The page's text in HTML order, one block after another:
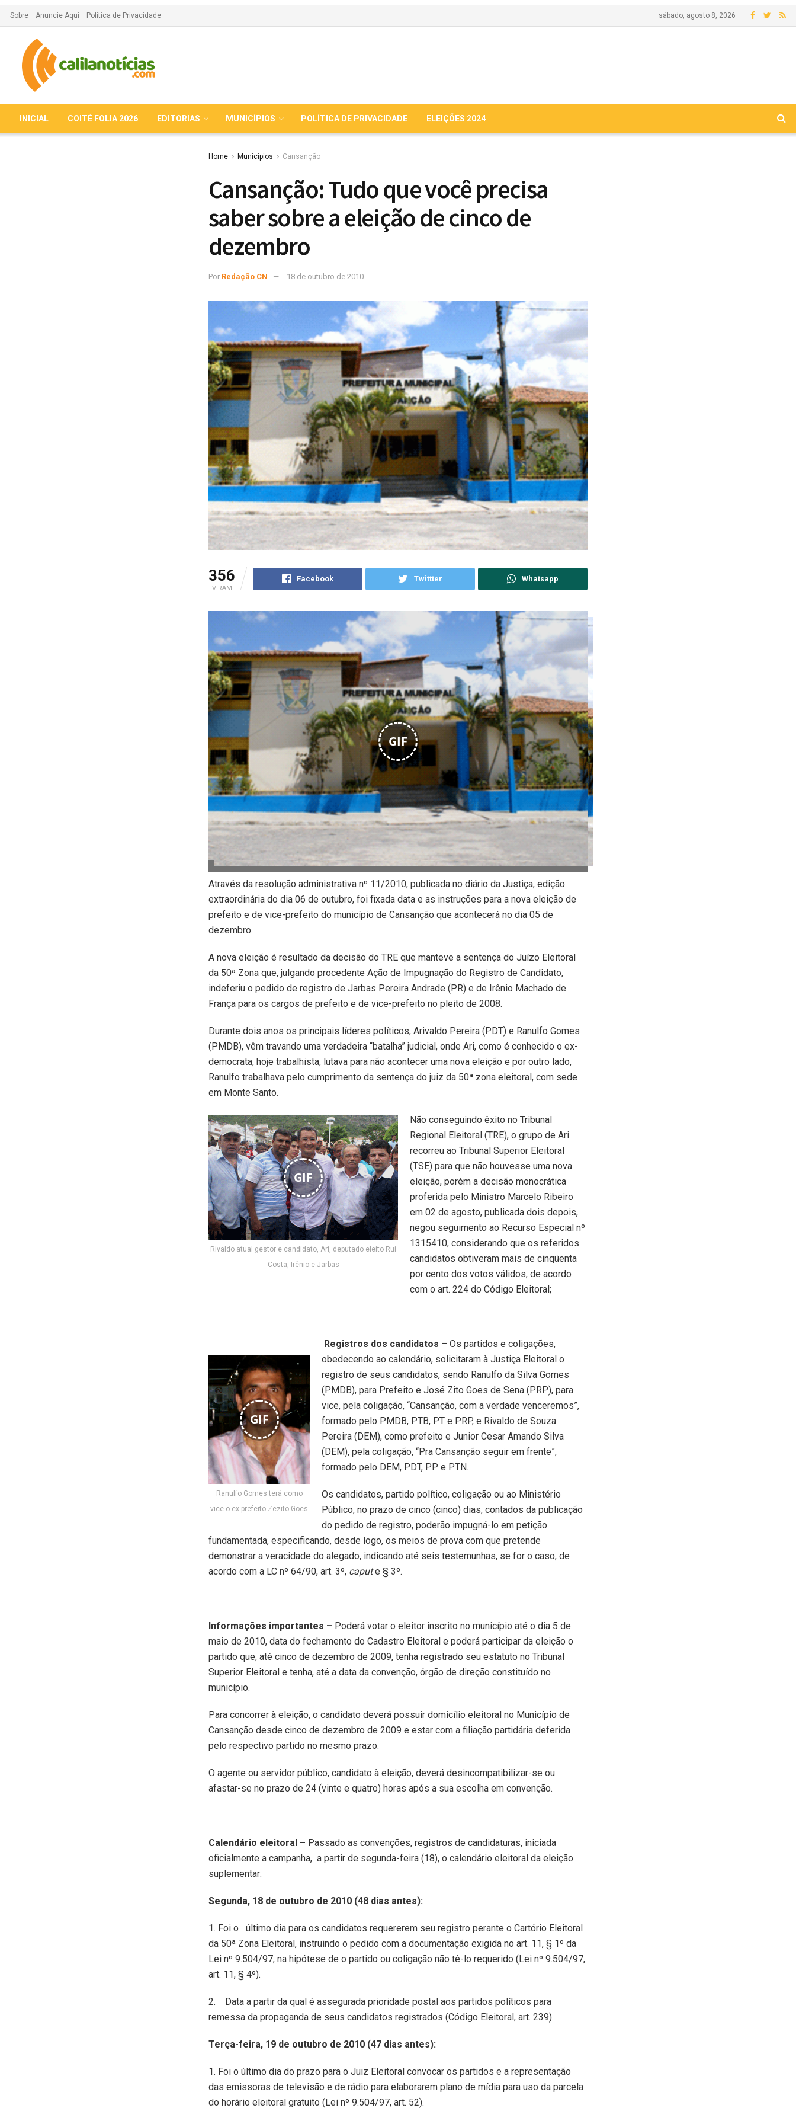
Sobre Anuncie Aqui Política de Privacidade sábado, agosto 8, 2026
INICIAL COITÉ FOLIA 2026 EDITORIAS MUNICÍPIOS POLÍTICA DE PRIVACIDADE ELEIÇÕES 2024
Home Municípios Cansanção
Cansanção: Tudo que você precisa
saber sobre a eleição de cinco de
dezembro
Por Redação CN 18 de outubro de 2010
356
VIRAM
Facebook Twittter Whatsapp
GIF
Através da resolução administrativa nº 11/2010, publicada no diário da Justiça, edição
extraordinária do dia 06 de outubro, foi fixada data e as instruções para a nova eleição de
prefeito e de vice-prefeito do município de Cansanção que acontecerá no dia 05 de
dezembro.
A nova eleição é resultado da decisão do TRE que manteve a sentença do Juízo Eleitoral
da 50ª Zona que, julgando procedente Ação de Impugnação do Registro de Candidato,
indeferiu o pedido de registro de Jarbas Pereira Andrade (PR) e de Irênio Machado de
França para os cargos de prefeito e de vice-prefeito no pleito de 2008.
Durante dois anos os principais líderes políticos, Arivaldo Pereira (PDT) e Ranulfo Gomes
(PMDB), vêm travando uma verdadeira “batalha” judicial, onde Ari, como é conhecido o ex-
democrata, hoje trabalhista, lutava para não acontecer uma nova eleição e por outro lado,
Ranulfo trabalhava pelo cumprimento da sentença do juiz da 50ª zona eleitoral, com sede
em Monte Santo.
GIF
Rivaldo atual gestor e candidato, Ari, deputado eleito Rui
Costa, Irênio e Jarbas
Não conseguindo êxito no Tribunal
Regional Eleitoral (TRE), o grupo de Ari
recorreu ao Tribunal Superior Eleitoral
(TSE) para que não houvesse uma nova
eleição, porém a decisão monocrática
proferida pelo Ministro Marcelo Ribeiro
em 02 de agosto, publicada dois depois,
negou seguimento ao Recurso Especial nº
1315410, considerando que os referidos
candidatos obtiveram mais de cinqüenta
por cento dos votos válidos, de acordo
com o art. 224 do Código Eleitoral;
GIF
Ranulfo Gomes terá como
vice o ex-prefeito Zezito Goes
Registros dos candidatos – Os partidos e coligações,
obedecendo ao calendário, solicitaram à Justiça Eleitoral o
registro de seus candidatos, sendo Ranulfo da Silva Gomes
(PMDB), para Prefeito e José Zito Goes de Sena (PRP), para
vice, pela coligação, “Cansanção, com a verdade venceremos”,
formado pelo PMDB, PTB, PT e PRP, e Rivaldo de Souza
Pereira (DEM), como prefeito e Junior Cesar Amando Silva
(DEM), pela coligação, “Pra Cansanção seguir em frente”,
formado pelo DEM, PDT, PP e PTN.
Os candidatos, partido político, coligação ou ao Ministério
Público, no prazo de cinco (cinco) dias, contados da publicação
do pedido de registro, poderão impugná-lo em petição
fundamentada, especificando, desde logo, os meios de prova com que pretende
demonstrar a veracidade do alegado, indicando até seis testemunhas, se for o caso, de
acordo com a LC nº 64/90, art. 3º, capute § 3º.
Informações importantes – Poderá votar o eleitor inscrito no município até o dia 5 de
maio de 2010, data do fechamento do Cadastro Eleitoral e poderá participar da eleição o
partido que, até cinco de dezembro de 2009, tenha registrado seu estatuto no Tribunal
Superior Eleitoral e tenha, até a data da convenção, órgão de direção constituído no
município.
Para concorrer à eleição, o candidato deverá possuir domicílio eleitoral no Município de
Cansanção desde cinco de dezembro de 2009 e estar com a filiação partidária deferida
pelo respectivo partido no mesmo prazo.
O agente ou servidor público, candidato à eleição, deverá desincompatibilizar-se ou
afastar-se no prazo de 24 (vinte e quatro) horas após a sua escolha em convenção.
Calendário eleitoral – Passado as convenções, registros de candidaturas, iniciada
oficialmente a campanha, a partir de segunda-feira (18), o calendário eleitoral da eleição
suplementar:
Segunda, 18 de outubro de 2010 (48 dias antes):
1. Foi o último dia para os candidatos requererem seu registro perante o Cartório Eleitoral
da 50ª Zona Eleitoral, instruindo o pedido com a documentação exigida no art. 11, § 1º da
Lei nº 9.504/97, na hipótese de o partido ou coligação não tê-lo requerido (Lei nº 9.504/97,
art. 11, § 4º).
2. Data a partir da qual é assegurada prioridade postal aos partidos políticos para
remessa da propaganda de seus candidatos registrados (Código Eleitoral, art. 239).
Terça-feira, 19 de outubro de 2010 (47 dias antes):
1. Foi o último dia do prazo para o Juiz Eleitoral convocar os partidos e a representação
das emissoras de televisão e de rádio para elaborarem plano de mídia para uso da parcela
do horário eleitoral gratuito (Lei nº 9.504/97, art. 52).